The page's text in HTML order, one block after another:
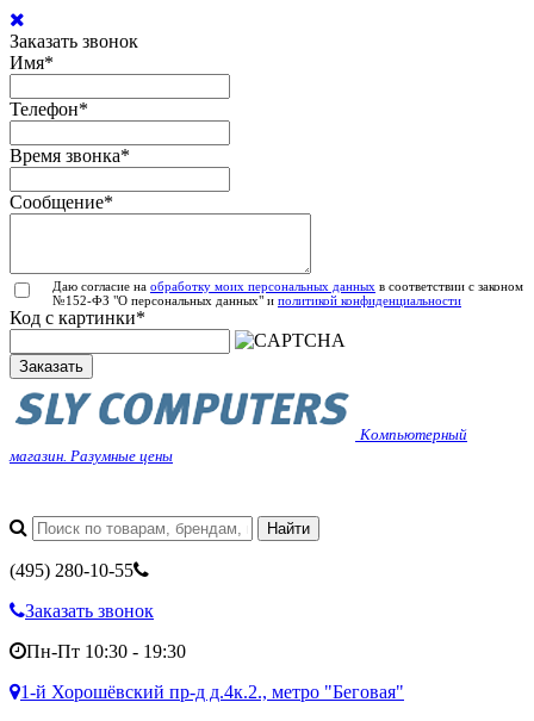
Заказать звонок
Имя*
Телефон*
Время звонка*
Сообщение*
Даю согласие на обработку моих персональных данных в соответствии с законом
№152-ФЗ "О персональных данных" и политикой конфиденциальности
Код с картинки*
Заказать
Компьютерный
магазин. Разумные цены
(495) 280-10-55
Заказать звонок
Пн-Пт 10:30 - 19:30
1-й Хорошёвский пр-д д.4к.2., метро "Беговая"